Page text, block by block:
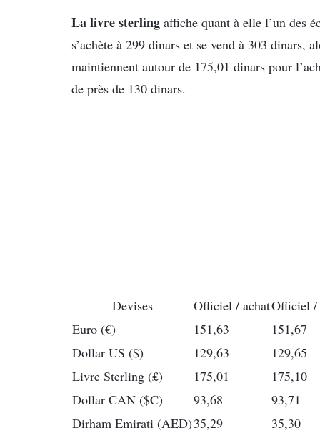
La livre sterling affiche quant à elle l’un des
s’achète à 299 dinars et se vend à 303 dinars,
maintiennent autour de 175,01 dinars pour
de près de 130 dinars.
Devises Officiel / achatOfficiel /
Euro (€)
151,63
151,67
Dollar US ($)
129,63
129,65
Livre Sterling (₤)
175,01
175,10
Dollar CAN ($C)
93,68
93,71
Dirham Emirati (AED)35,29 35,30